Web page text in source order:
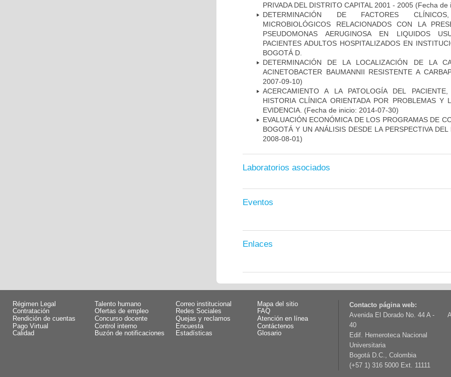
PRIVADA DEL DISTRITO CAPITAL 2001 - 2005 (Fecha de
DETERMINACIÓN DE FACTORES
MICROBIOLÓGICOS RELACIONADOS CON LA
PSEUDOMONAS AERUGINOSA EN LIQUIDOS
PACIENTES ADULTOS HOSPITALIZADOS EN
BOGOTÁ D.
DETERMINACIÓN DE LA LOCALIZACIÓN DE LA
ACINETOBACTER BAUMANNII RESISTENTE A
2007-09-10)
ACERCAMIENTO A LA PATOLOGÍA DEL
HISTORIA CLÍNICA ORIENTADA POR PROBLEMAS Y
EVIDENCIA. (Fecha de inicio: 2014-07-30)
EVALUACIÓN ECONÓMICA DE LOS PROGRAMAS DE
BOGOTÁ Y UN ANÁLISIS DESDE LA PERSPECTIVA DEL
2008-08-01)
Laboratorios asociados
Eventos
Enlaces
Régimen Legal
Talento humano
Contratación
Ofertas de empleo
Rendición de cuentas
Concurso docente
Pago Virtual
Control interno
Calidad
Buzón de notificaciones
Correo institucional
Mapa del sitio
Redes Sociales
FAQ
Quejas y reclamos
Atención en línea
Encuesta
Contáctenos
Estadísticas
Glosario
Contacto página web:
Avenida El Dorado No. 44 A -
40
Edif. Hemeroteca Nacional
Universitaria
Bogotá D.C., Colombia
(+57 1) 316 5000 Ext. 11111